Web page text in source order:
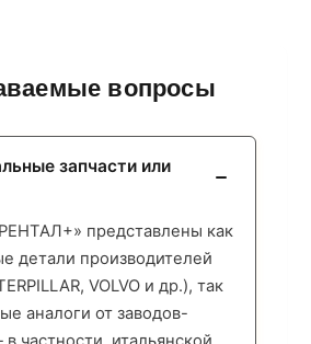
вопросы
запчасти или
представлены как
детали производителей
VOLVO и др.), так
аналоги от заводов-